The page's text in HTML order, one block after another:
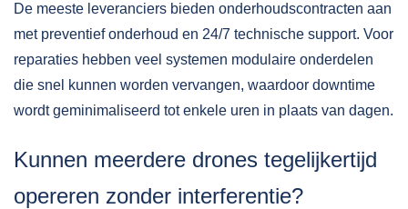
De meeste leveranciers bieden onderhoudscontracten aan
met preventief onderhoud en 24/7 technische support. Voor
reparaties hebben veel systemen modulaire onderdelen
die snel kunnen worden vervangen, waardoor downtime
wordt geminimaliseerd tot enkele uren in plaats van dagen.
Kunnen meerdere drones tegelijkertijd
opereren zonder interferentie?